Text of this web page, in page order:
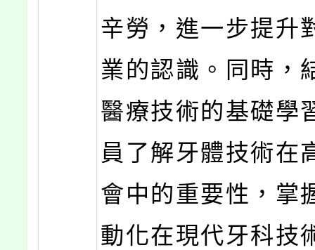
辛勞，進一步提升
業的認識。同時，
醫療技術的基礎學
員了解牙體技術在
會中的重要性，掌
動化在現代牙科技